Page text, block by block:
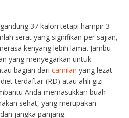
37 kalori tetapi hampir 3
serat yang signifikan per sajian,
kenyang lebih lama. Jambu
yang menyegarkan untuk
bagian daricamilan yang lezat
terdaftar (RD) atau ahli gizi
Anda memasukkan buah
sehat, yang merupakan
jangka panjang.